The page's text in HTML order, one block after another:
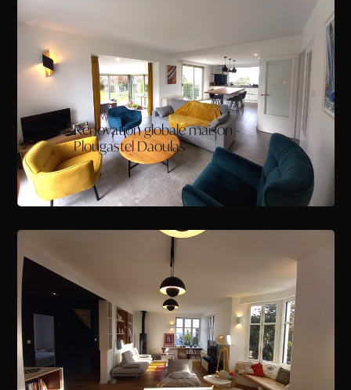
Rénovation globale maison -
Plougastel Daoulas